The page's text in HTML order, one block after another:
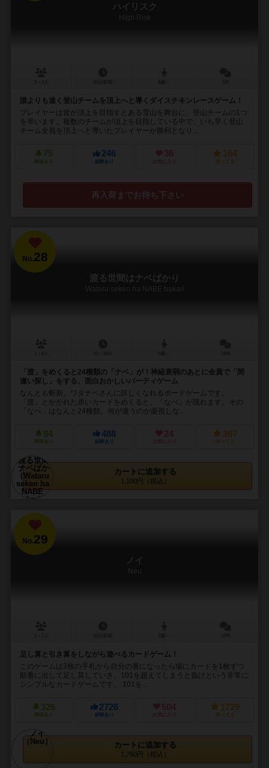
ハイリスク
High Risk
誰よりも速く登山チームを頂上へと導くダイスチキンレースゲーム！
プレイヤーは皆が頂上を目指すとある雪山を舞台に、登山チームの1つ
を率います。複数のチームが頂上を目指している中で、いち早く登山
チーム全員を頂上へと導いたプレイヤーが勝利となり...
75
興味あり
246
経験あり
36
お気に入り
164
持ってる
再入荷までお待ち下さい
No.28
渡る世間はナベばかり
Wataru seken ha NABE bakari
「渡」をめくると24種類の「ナベ」が！神経衰弱のあとに全員で「間
違い探し」をする、面白おかしいパーティゲーム
なんとも斬新。ワタナベさんに詳しくなれるボードゲームです。
「渡」とかかれた赤いカードをめくると、「なべ」が現れます。その
「なべ」はなんと24種類。何が違うのか凝視しな...
84
興味あり
488
経験あり
24
お気に入り
307
持ってる
カートに追加する
1,100円（税込）
No.29
ノイ
Neu
足し算と引き算をしながら遊べるカードゲーム！
このゲームは3枚の手札から自分の番になったら場にカードを1枚ずつ
順番に出して足し算していき、101を超えてしまうと負けという非常に
シンプルなカードゲームです。 101を...
326
興味あり
2726
経験あり
504
お気に入り
1729
持ってる
カートに追加する
1,760円（税込）